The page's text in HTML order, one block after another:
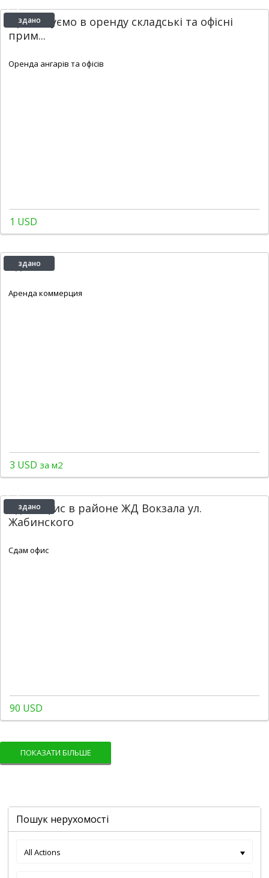
здано
Пропонуємо в оренду складські та офісні
прим...
Оренда ангарів та офісів
1 USD
здано
Здано
Аренда коммерция
3 USD за м2
здано
Сдам офис в районе ЖД Вокзала ул.
Жабинского
Сдам офис
90 USD
ПОКАЗАТИ БІЛЬШЕ
Пошук нерухомості
All Actions